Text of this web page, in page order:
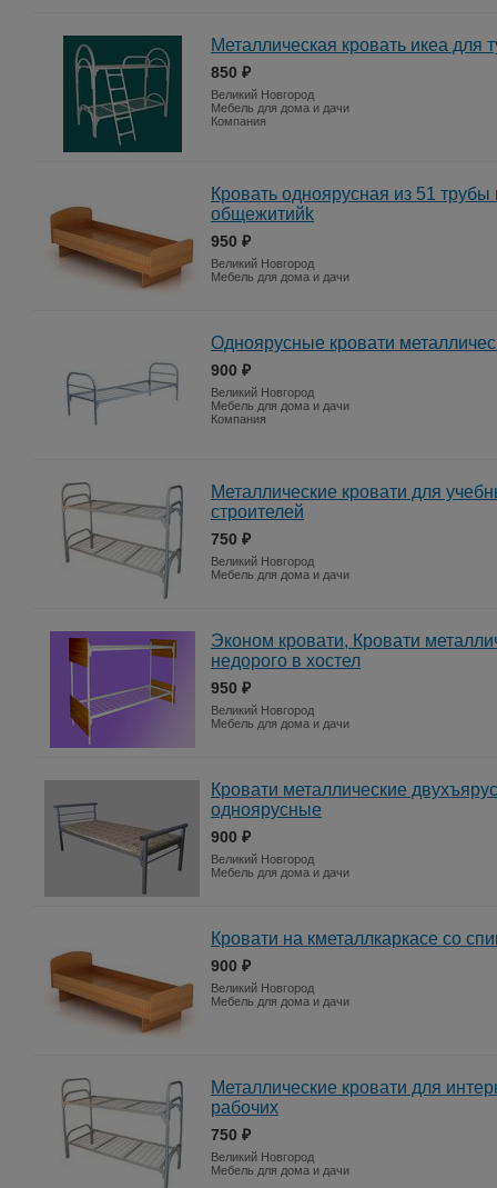
Металлическая кровать икеа для
850 ₽
Великий Новгород
Мебель для дома и дачи
Компания
Кровать одноярусная из 51
общежитийk
950 ₽
Великий Новгород
Мебель для дома и дачи
Одноярусные кровати
900 ₽
Великий Новгород
Мебель для дома и дачи
Компания
Металлические кровати для
строителей
750 ₽
Великий Новгород
Мебель для дома и дачи
Эконом кровати, Кровати
недорого в хостел
950 ₽
Великий Новгород
Мебель для дома и дачи
Кровати металлические
одноярусные
900 ₽
Великий Новгород
Мебель для дома и дачи
Кровати на кметаллкаркасе со
900 ₽
Великий Новгород
Мебель для дома и дачи
Металлические кровати для
рабочих
750 ₽
Великий Новгород
Мебель для дома и дачи